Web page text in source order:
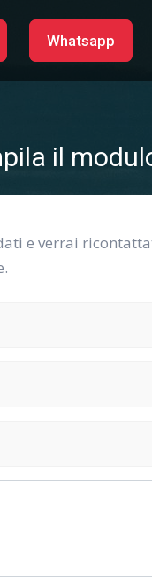
Whatsapp
il
e verrai